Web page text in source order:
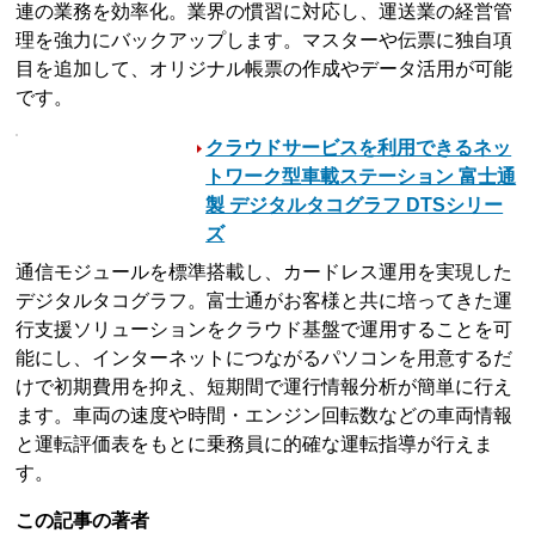
連の業務を効率化。業界の慣習に対応し、運送業の経営管
理を強力にバックアップします。マスターや伝票に独自項
目を追加して、オリジナル帳票の作成やデータ活用が可能
です。
クラウドサービスを利用できるネッ
トワーク型車載ステーション 富士通
製 デジタルタコグラフ DTSシリー
ズ
通信モジュールを標準搭載し、カードレス運用を実現した
デジタルタコグラフ。富士通がお客様と共に培ってきた運
行支援ソリューションをクラウド基盤で運用することを可
能にし、インターネットにつながるパソコンを用意するだ
けで初期費用を抑え、短期間で運行情報分析が簡単に行え
ます。車両の速度や時間・エンジン回転数などの車両情報
と運転評価表をもとに乗務員に的確な運転指導が行えま
す。
この記事の著者